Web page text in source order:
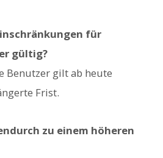
für
gültig?
Benutzer gilt ab heute
Frist.
zu einem höheren